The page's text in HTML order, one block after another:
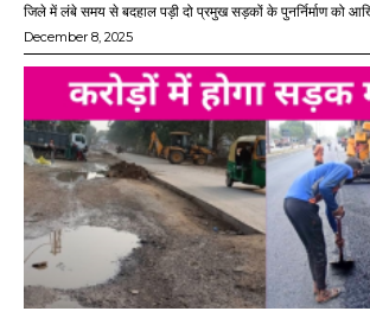
जिले में लंबे समय से बदहाल पड़ी दो प्रमुख सड़कों के पुनर्निर्माण को
December 8, 2025